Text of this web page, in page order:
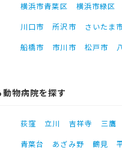
横浜市青葉区 横浜市緑区
川口市 所沢市 さいたま
船橋市 市川市 松戸市
物病院を探す
荻窪 立川 吉祥寺 三鷹
青葉台 あざみ野 鶴見